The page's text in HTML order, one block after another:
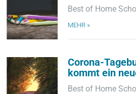
Best of Home
MEHR »
Corona-
kommt ein
Best of Home